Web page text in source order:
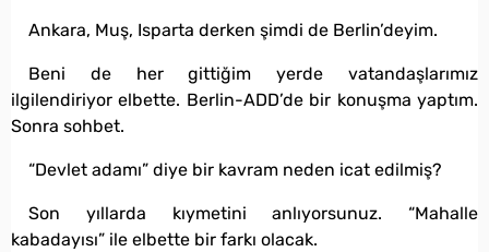
Ankara, Muş, Isparta derken şimdi de Berlin’deyim.
Beni de her gittiğim yerde vatandaşlarımız
ilgilendiriyor elbette. Berlin-ADD’de bir konuşma yaptım.
Sonra sohbet.
“Devlet adamı” diye bir kavram neden icat edilmiş?
Son yıllarda kıymetini anlıyorsunuz. “Mahalle
kabadayısı” ile elbette bir farkı olacak.